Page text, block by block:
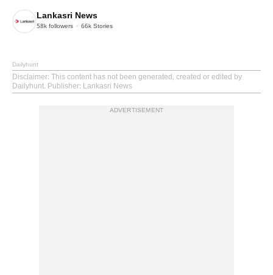
Lankasri News
58k followers 66k Stories
Dailyhunt
Disclaimer: This content has not been generated, created or edited by
Dailyhunt. Publisher: Lankasri News
ADVERTISEMENT